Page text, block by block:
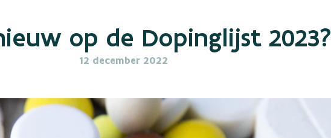
op de Dopinglijst 2023?
12 december 2022